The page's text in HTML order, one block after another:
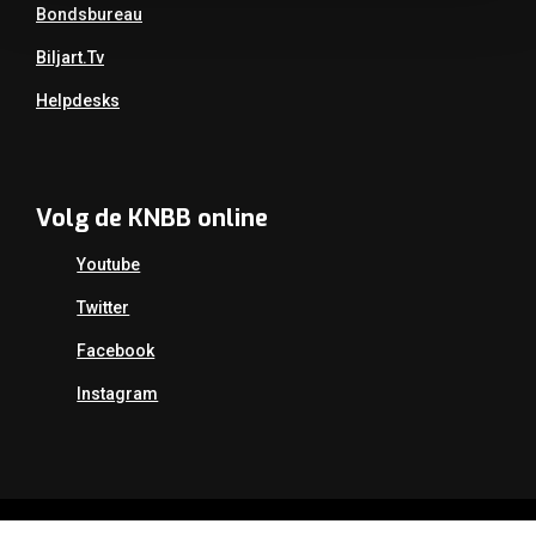
Bondsbureau
Biljart.tv
Helpdesks
Volg de KNBB online
Youtube
Twitter
Facebook
Instagram